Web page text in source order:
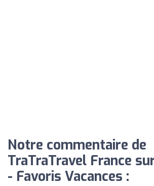
Notre commentaire de
TraTraTravel France
- Favoris Vacances :